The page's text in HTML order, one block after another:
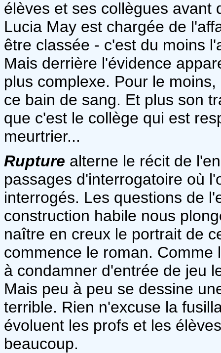
élèves et ses collègues avant
Lucia May est chargée de
être classée - c'est du moins
Mais derrière l'évidence
plus complexe. Pour le
ce bain de sang. Et plus son
que c'est le collège qui est
meurtrier...
Rupture alterne le récit de
passages d'interrogatoire où
interrogés. Les questions de
construction habile nous
naître en creux le portrait de
commence le roman.
à condamner d'entrée de jeu
Mais peu à peu se dessine
terrible. Rien n'excuse la
évoluent les profs et les
beaucoup.